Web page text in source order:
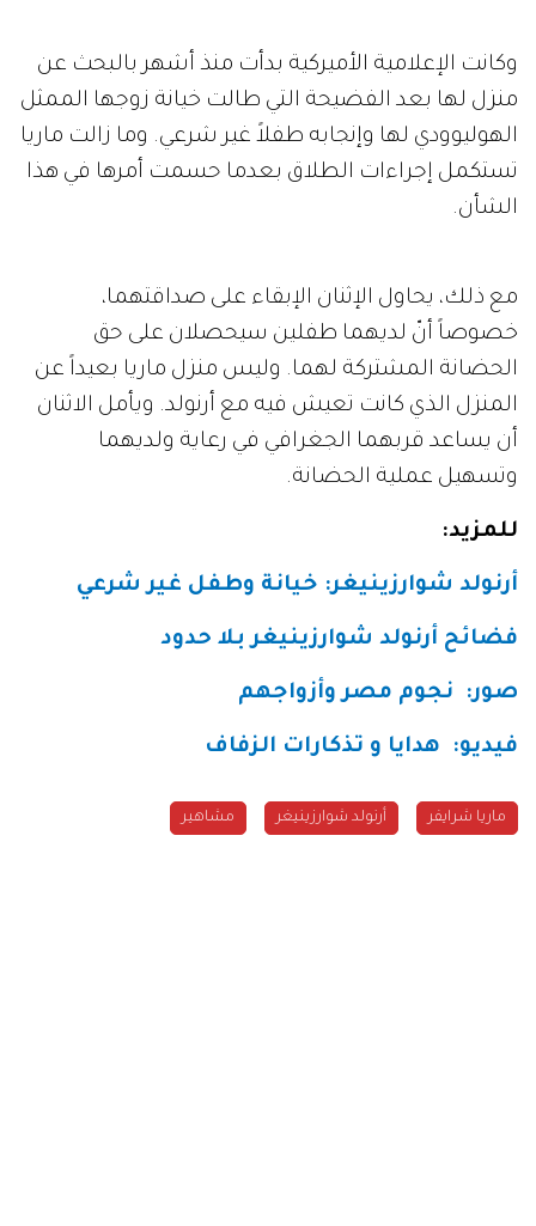
وكانت الإعلامية الأميركية بدأت منذ أشهر بالبحث عن
منزل لها بعد الفضيحة التي طالت خيانة زوجها الممثل
الهوليوودي لها وإنجابه طفلاً غير شرعي. وما زالت ماريا
تستكمل إجراءات الطلاق بعدما حسمت أمرها في هذا
الشأن.
مع ذلك، يحاول الإثنان الإبقاء على صداقتهما،
خصوصاً أنّ لديهما طفلين سيحصلان على حق
الحضانة المشتركة لهما. وليس منزل ماريا بعيداً عن
المنزل الذي كانت تعيش فيه مع أرنولد. ويأمل الاثنان
أن يساعد قربهما الجغرافي في رعاية ولديهما
وتسهيل عملية الحضانة.
للمزيد:
أرنولد شوارزينيغر: خيانة وطفل غير شرعي
فضائح أرنولد شوارزينيغر بلا حدود
صور: نجوم مصر وأزواجهم
فيديو: هدايا و تذكارات الزفاف
ماريا شرايفر أرنولد شوارزينيغر مشاهير